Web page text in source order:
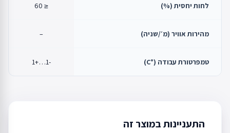
לחות יחסית (%) ≤ 60
מהירות אוויר (מ׳/שניה) –
טמפרטורת עבודה (°C) -1…+1
התעניינות במוצר זה